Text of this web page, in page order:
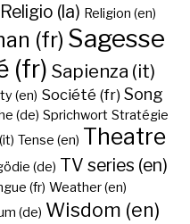
Religio (la) Religion (en)
(fr) Sagesse
(fr) Sapienza (it)
(en) Société (fr) Song
(de) Sprichwort Stratégie
Tense (en) Theatre
(de) TV series (en)
(fr) Weather (en)
(de) Wisdom (en)